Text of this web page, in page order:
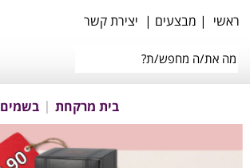
ראשי | מבצעים | יצירת קשר
בית מרקחת בשמים